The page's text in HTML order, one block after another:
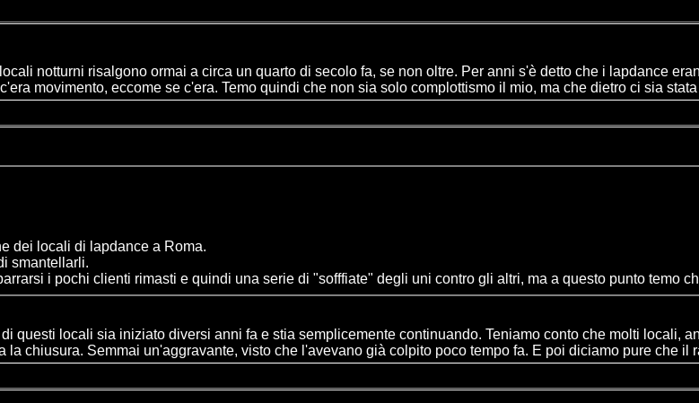
notturni risalgono ormai a circa un quarto di secolo fa, se non oltre. Per anni s'è detto che i lapdance
movimento, eccome se c'era. Temo quindi che non sia solo complottismo il mio, ma che dietro ci sia
dei locali di lapdance a Roma.
smantellarli.
i pochi clienti rimasti e quindi una serie di "sofffiate" degli uni contro gli altri, ma a questo punto
questi locali sia iniziato diversi anni fa e stia semplicemente continuando. Teniamo conto che molti
chiusura. Semmai un'aggravante, visto che l'avevano già colpito poco tempo fa. E poi diciamo pure che